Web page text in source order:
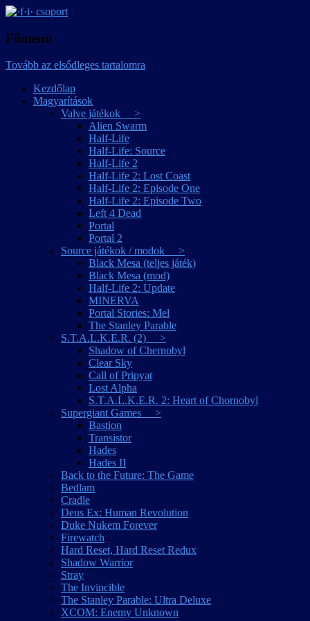
·f·i· csoport
Főmenü
Tovább az elsődleges tartalomra
Kezdőlap
Magyarítások
Valve játékok >
Alien Swarm
Half-Life
Half-Life: Source
Half-Life 2
Half-Life 2: Lost Coast
Half-Life 2: Episode One
Half-Life 2: Episode Two
Left 4 Dead
Portal
Portal 2
Source játékok / modok >
Black Mesa (teljes játék)
Black Mesa (mod)
Half-Life 2: Update
MINERVA
Portal Stories: Mel
The Stanley Parable
S.T.A.L.K.E.R. (2) >
Shadow of Chernobyl
Clear Sky
Call of Pripyat
Lost Alpha
S.T.A.L.K.E.R. 2: Heart of Chornobyl
Supergiant Games >
Bastion
Transistor
Hades
Hades II
Back to the Future: The Game
Bedlam
Cradle
Deus Ex: Human Revolution
Duke Nukem Forever
Firewatch
Hard Reset, Hard Reset Redux
Shadow Warrior
Stray
The Invincible
The Stanley Parable: Ultra Deluxe
XCOM: Enemy Unknown